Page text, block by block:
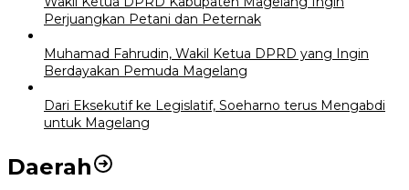
Perjuangkan Petani dan Peternak
Muhamad Fahrudin, Wakil Ketua DPRD yang Ingin
Berdayakan Pemuda Magelang
Dari Eksekutif ke Legislatif, Soeharno terus Mengabdi
untuk Magelang
Daerah